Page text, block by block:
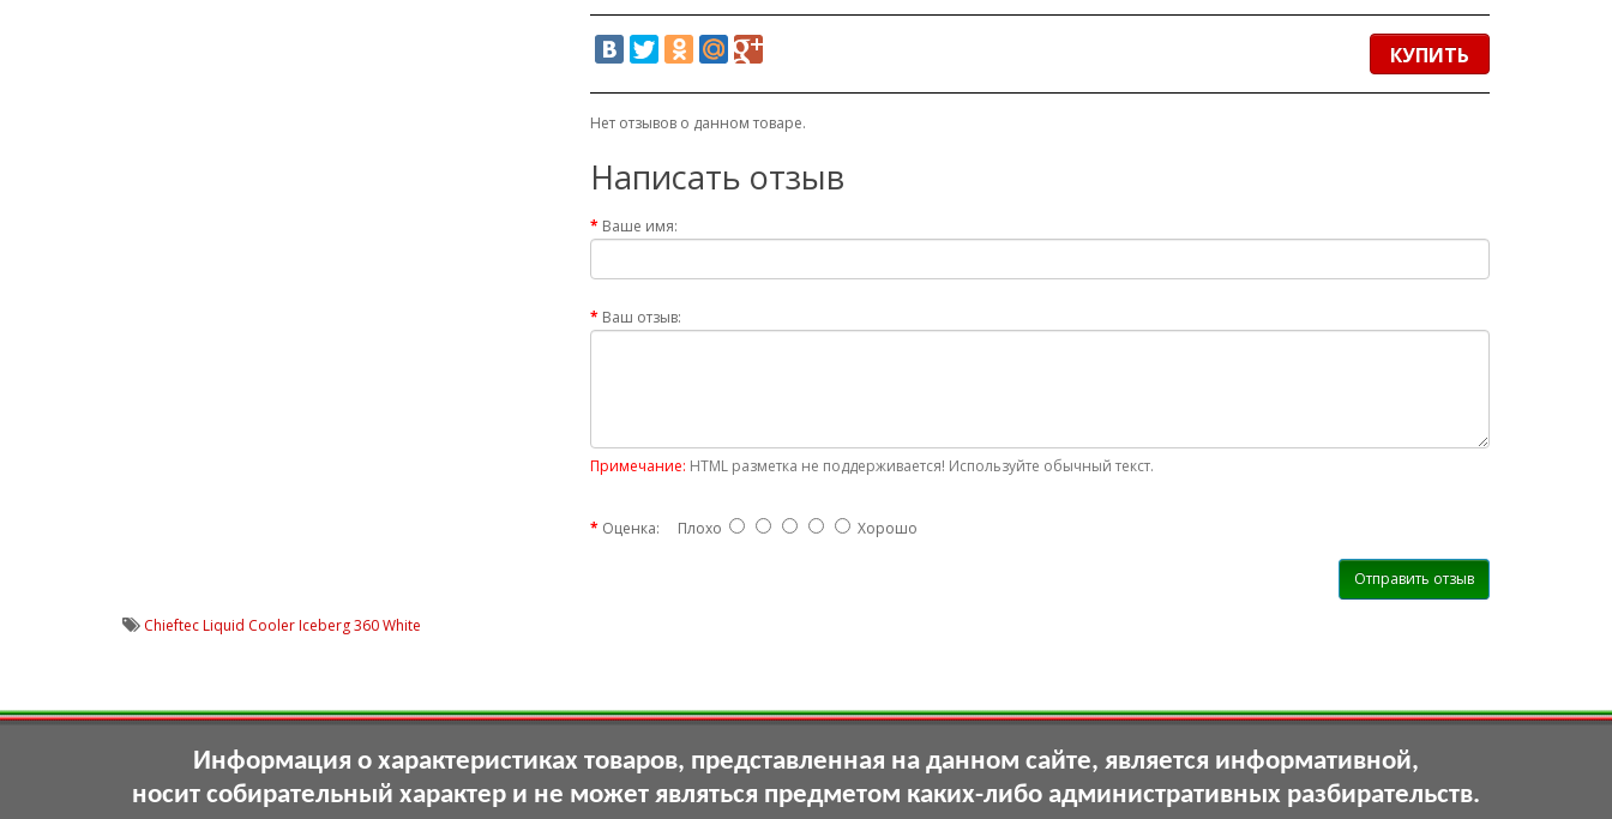
КУПИТЬ
Нет отзывов о данном товаре.
Написать отзыв
Ваше имя:
Ваш отзыв:
Примечание: HTML разметка не поддерживается! Используйте обычный текст.
Оценка: Плохо Хорошо
Отправить отзыв
Chieftec Liquid Cooler Iceberg 360 White
Информация о характеристиках товаров, представленная на данном сайте, является информативной,
носит собирательный характер и не может являться предметом каких-либо административных разбирательств.